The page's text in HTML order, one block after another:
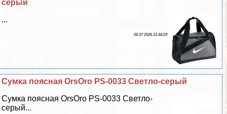
серый
...
06 07 2026 21:44:29
Сумка поясная OrsOro PS-0033 Светло-серый
Сумка поясная OrsOro PS-0033 Светло-
серый...